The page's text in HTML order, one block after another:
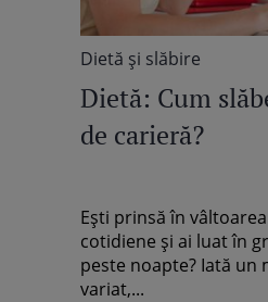
Dietă şi slăbire
Dietă: Cum
de carieră?
Eşti prinsă în
cotidiene şi ai luat în
peste noapte? Iată un
variat,...